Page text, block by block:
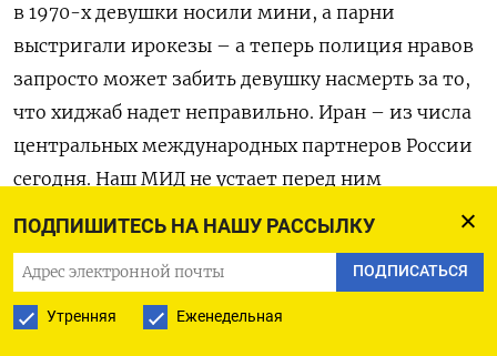
ПОДПИШИТЕСЬ НА НАШУ РАССЫЛКУ
ПОДПИСАТЬСЯ
Утренняя Еженедельная
в 1970-х девушки носили мини, а парни
выстригали ирокезы – а теперь полиция нравов
запросто может забить девушку насмерть за то,
что хиджаб надет неправильно. Иран – из числа
центральных международных партнеров России
сегодня. Наш МИД не устает перед ним
формой культуры. Так что в целом понятно, куда
будет двигаться Россия.